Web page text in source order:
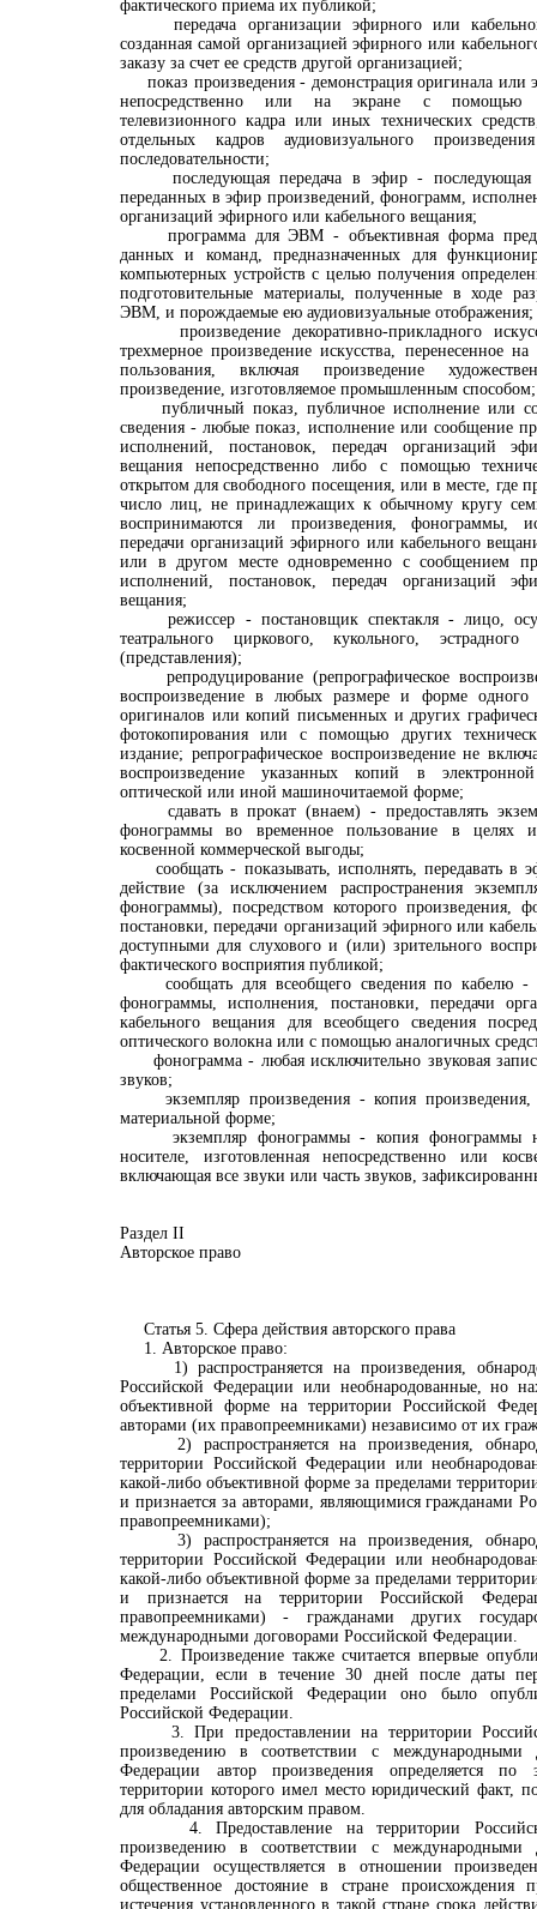
фактического приема их публикой;
передача организации эфирного или
созданная самой организацией эфирного или
заказу за счет ее средств другой организацией;
показ произведения - демонстрация оригинала или
непосредственно или на экране с помощью
телевизионного кадра или иных технических
отдельных кадров аудиовизуального
последовательности;
последующая передача в эфир - последующая
переданных в эфир произведений, фонограмм,
организаций эфирного или кабельного вещания;
программа для ЭВМ - объективная форма
данных и команд, предназначенных для
компьютерных устройств с целью получения
подготовительные материалы, полученные в ходе
ЭВМ, и порождаемые ею аудиовизуальные отображения;
произведение декоративно-прикладного
трехмерное произведение искусства, перенесенное на
пользования, включая произведение
произведение, изготовляемое промышленным способом;
публичный показ, публичное исполнение или
сведения - любые показ, исполнение или сообщение
исполнений, постановок, передач организаций
вещания непосредственно либо с помощью
открытом для свободного посещения, или в месте, где
число лиц, не принадлежащих к обычному кругу
воспринимаются ли произведения, фонограммы,
передачи организаций эфирного или кабельного
или в другом месте одновременно с сообщением
исполнений, постановок, передач организаций
вещания;
режиссер - постановщик спектакля - лицо,
театрального циркового, кукольного,
(представления);
репродуцирование (репрографическое
воспроизведение в любых размере и форме одного
оригиналов или копий письменных и других
фотокопирования или с помощью других
издание; репрографическое воспроизведение не
воспроизведение указанных копий в
оптической или иной машиночитаемой форме;
сдавать в прокат (внаем) - предоставлять
фонограммы во временное пользование в целях
косвенной коммерческой выгоды;
сообщать - показывать, исполнять, передавать в
действие (за исключением распространения
фонограммы), посредством которого произведения,
постановки, передачи организаций эфирного или
доступными для слухового и (или) зрительного
фактического восприятия публикой;
сообщать для всеобщего сведения по кабелю -
фонограммы, исполнения, постановки, передачи
кабельного вещания для всеобщего сведения
оптического волокна или с помощью аналогичных
фонограмма - любая исключительно звуковая
звуков;
экземпляр произведения - копия произведения,
материальной форме;
экземпляр фонограммы - копия фонограммы
носителе, изготовленная непосредственно или
включающая все звуки или часть звуков,
Раздел II
Авторское право
Статья 5. Сфера действия авторского права
1. Авторское право:
1) распространяется на произведения,
Российской Федерации или необнародованные, но
объективной форме на территории Российской
авторами (их правопреемниками) независимо от их
2) распространяется на произведения,
территории Российской Федерации или
какой-либо объективной форме за пределами
и признается за авторами, являющимися гражданами
правопреемниками);
3) распространяется на произведения,
территории Российской Федерации или
какой-либо объективной форме за пределами
и признается на территории Российской
правопреемниками) - гражданами других
международными договорами Российской Федерации.
2. Произведение также считается впервые
Федерации, если в течение 30 дней после даты
пределами Российской Федерации оно было
Российской Федерации.
3. При предоставлении на территории
произведению в соответствии с международными
Федерации автор произведения определяется по
территории которого имел место юридический факт,
для обладания авторским правом.
4. Предоставление на территории
произведению в соответствии с международными
Федерации осуществляется в отношении
общественное достояние в стране происхождения
истечения установленного в такой стране срока